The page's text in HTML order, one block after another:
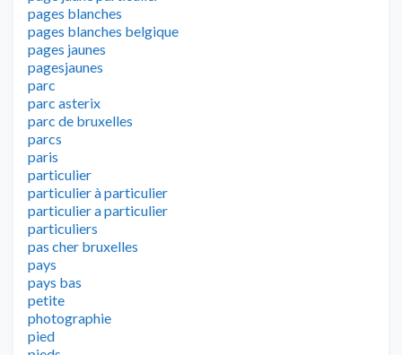
pages blanches
pages blanches belgique
pages jaunes
pagesjaunes
parc
parc asterix
parc de bruxelles
parcs
paris
particulier
particulier à particulier
particulier a particulier
particuliers
pas cher bruxelles
pays
pays bas
petite
photographie
pied